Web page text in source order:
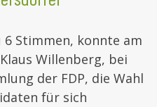
Stimmen, konnte am
Willenberg, bei
der FDP, die Wahl
für sich